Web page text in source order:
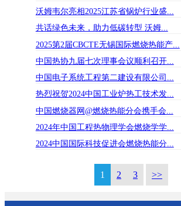
沃姆韦尔亮相2025江苏省锅炉行业盛...
共话绿色未来，助力低碳转型 沃姆...
2025第2届CBCTE无锡国际燃烧热能产...
中国热协九届七次理事会议顺利召开...
中国电子系统工程第二建设有限公司...
热烈祝贺2024中国工业炉热工技术发...
中国燃烧器网@燃烧热能分会携手会...
2024年中国工程热物理学会燃烧学学...
2024中国国际科技促进会燃烧热能分...
1 2 3 >>